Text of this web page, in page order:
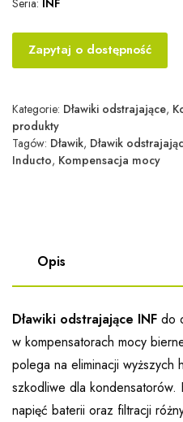
Zapytaj o dostępność
Kategorie: Dławiki odstrajające,
produkty
Tagów: Dławik, Dławik
Inducto, Kompensacja mocy
Opis
Dławiki odstrajające INF do
w kompensatorach mocy
polega na eliminacji wyższych
szkodliwe dla kondensatorów.
napięć baterii oraz filtracji